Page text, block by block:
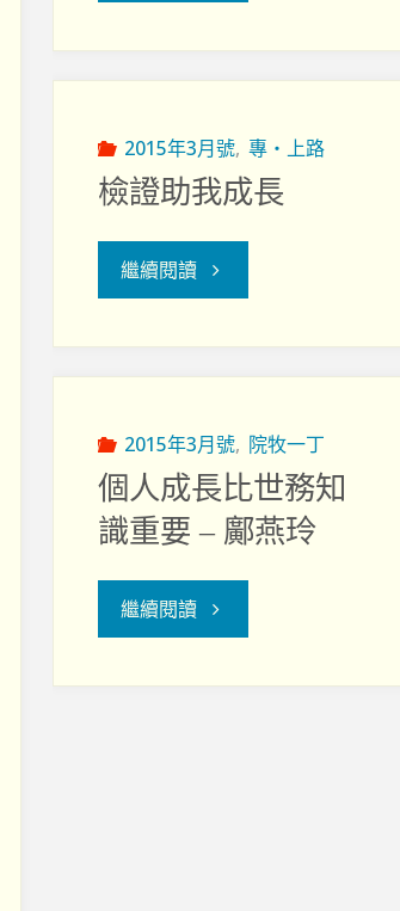
2015年3月號, 專‧上路
檢證助我成長
繼續閱讀"檢
我
成
2015年3月號, 院牧一丁
個人成長比世務知
識重要 – 鄺燕玲
繼續閱讀"個